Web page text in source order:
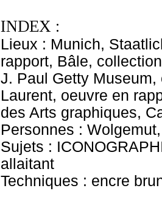
INDEX :
Lieux : Munich,
rapport, Bâle,
J. Paul Getty
Laurent, oeuvre en
des Arts graphiques,
Personnes :
Sujets :
allaitant
Techniques : encre